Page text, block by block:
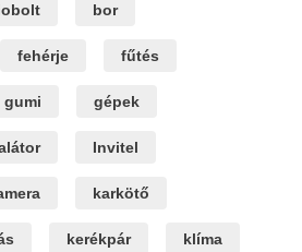
bor
fehérje fűtés
gumi gépek
Invitel
karkötő
kerékpár klíma